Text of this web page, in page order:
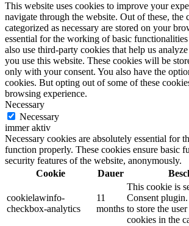
This website uses cookies to improve your
navigate through the website. Out of these, the
categorized as necessary are stored on your
essential for the working of basic
also use third-party cookies that help us
you use this website. These cookies will be
only with your consent. You also have the
cookies. But opting out of some of these
browsing experience.
Necessary
Necessary
immer aktiv
Necessary cookies are absolutely essential for
function properly. These cookies ensure basic
security features of the website, anonymously.
Cookie
Dauer
cookielawinfo-
checkbox-analytics
11
months
This cookie is
Consent
to store the
cookies in the